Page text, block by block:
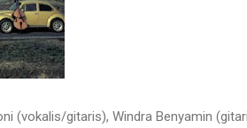
(vokalis/gitaris), Windra Benyamin